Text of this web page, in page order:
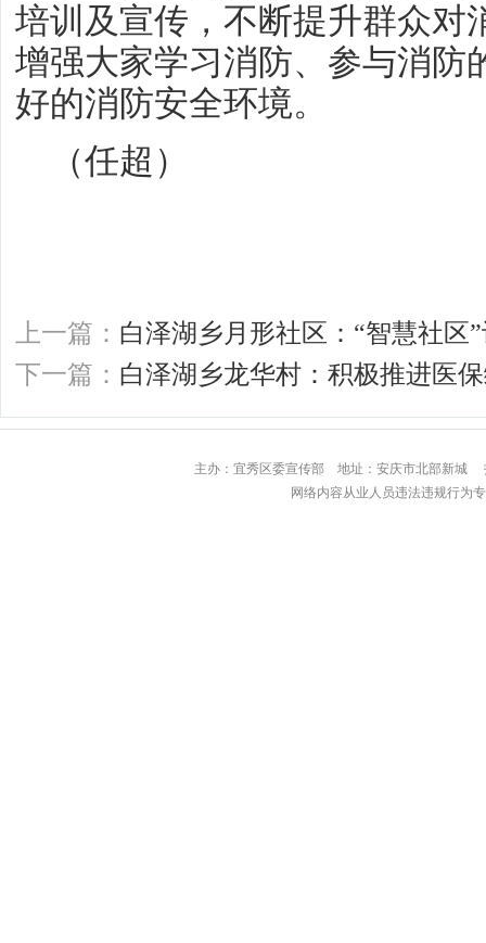
培训及宣传，不断提升群众对
增强大家学习消防、参与消防
好的消防安全环境。
（任超）
上一篇： 白泽湖乡月形社区：“智慧社区
下一篇： 白泽湖乡龙华村：积极推进医
主办：宜秀区委宣传部 地址：安庆市北
网络内容从业人员违法违规行